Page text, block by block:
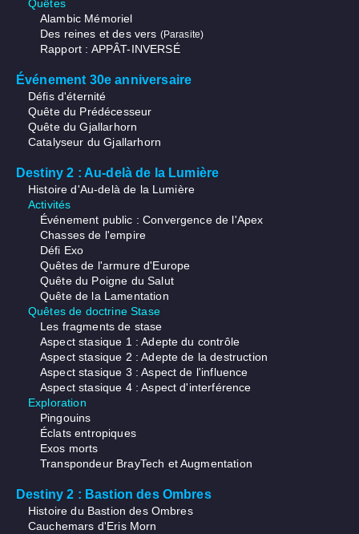
Quêtes
Alambic Mémoriel
Des reines et des vers (Parasite)
Rapport : APPÂT-INVERSÉ
Événement 30e anniversaire
Défis d'éternité
Quête du Prédécesseur
Quête du Gjallarhorn
Catalyseur du Gjallarhorn
Destiny 2 : Au-delà de la Lumière
Histoire d'Au-delà de la Lumière
Activités
Événement public : Convergence de l'Apex
Chasses de l'empire
Défi Exo
Quêtes de l'armure d'Europe
Quête du Poigne du Salut
Quête de la Lamentation
Quêtes de doctrine Stase
Les fragments de stase
Aspect stasique 1 : Adepte du contrôle
Aspect stasique 2 : Adepte de la destruction
Aspect stasique 3 : Aspect de l'influence
Aspect stasique 4 : Aspect d'interférence
Exploration
Pingouins
Éclats entropiques
Exos morts
Transpondeur BrayTech et Augmentation
Destiny 2 : Bastion des Ombres
Histoire du Bastion des Ombres
Cauchemars d'Eris Morn